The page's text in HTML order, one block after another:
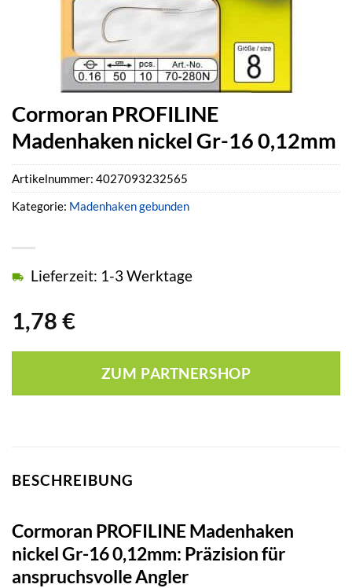
Cormoran PROFILINE
Madenhaken nickel Gr-16 0,12mm
1,78 €
Lieferzeit: 1-3 Werktage
ZUM PARTNERSHOP
Artikelnummer: 4027093232565
Kategorie: Madenhaken gebunden
BESCHREIBUNG
Cormoran PROFILINE Madenhaken
nickel Gr-16 0,12mm: Präzision für
anspruchsvolle Angler